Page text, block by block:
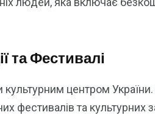
та Фестивалі
центром України.
фестивалів та культурних